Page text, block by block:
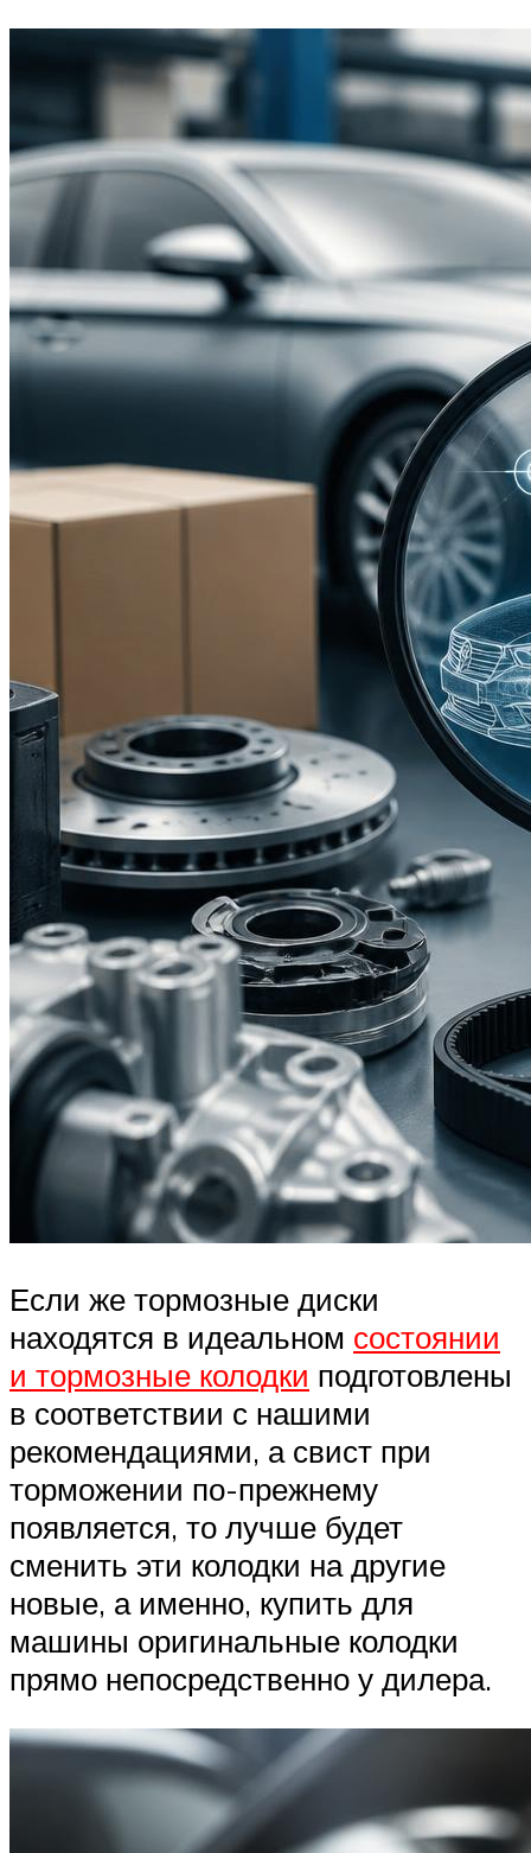
Если же тормозные диски
находятся в идеальном состоянии
и тормозные колодки подготовлены
в соответствии с нашими
рекомендациями, а свист при
торможении по-прежнему
появляется, то лучше будет
сменить эти колодки на другие
новые, а именно, купить для
машины оригинальные колодки
прямо непосредственно у дилера.